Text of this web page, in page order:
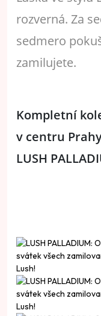
rozverná. Za
sedmero
zamilujete.
Kompletní
v centru
LUSH